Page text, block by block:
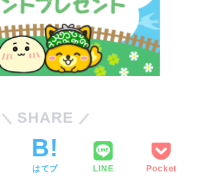
SHARE
はてブ LINE Pocket